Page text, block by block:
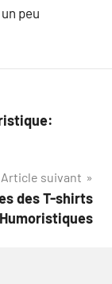
peu
Article suivant
des T-shirts
Humoristiques